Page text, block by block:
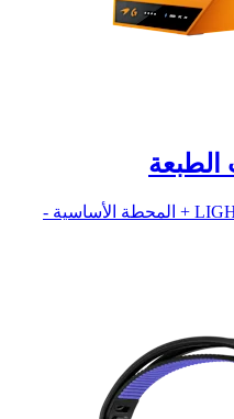
سماعة الألعاب اللاسلكية LIGHTSPEED + المحطة الأساسية -